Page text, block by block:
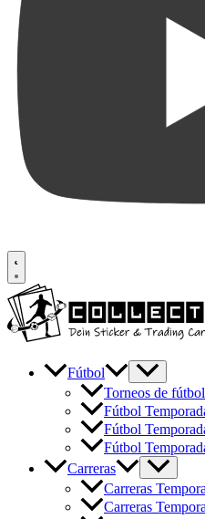
Fútbol
Torneos de fútbol
Fútbol
Fútbol
Fútbol
Carreras
Carreras
Carreras